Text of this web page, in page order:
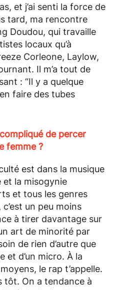
et j’ai senti la force de
tard, ma rencontre
Doudou, qui travaille
locaux qu’à
Corleone, Laylow,
Il m’a tout de
: “Il y a quelque
faire des tubes
de percer
femme ?
est dans la musique
la misogynie
et tous les genres
un peu moins
à tirer davantage sur
art de minorité par
de rien d’autre que
et d’un micro. À la
le rap t’appelle.
tôt. On a tendance à